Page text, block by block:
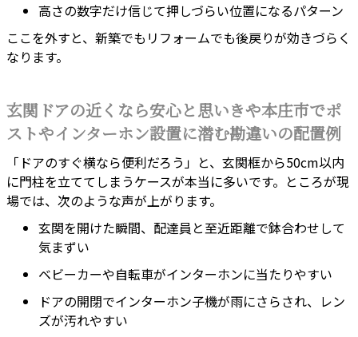
高さの数字だけ信じて押しづらい位置になるパターン
ここを外すと、新築でもリフォームでも後戻りが効きづらく
なります。
玄関ドアの近くなら安心と思いきや本庄市でポ
ストやインターホン設置に潜む勘違いの配置例
「ドアのすぐ横なら便利だろう」と、玄関框から50cm以内
に門柱を立ててしまうケースが本当に多いです。ところが現
場では、次のような声が上がります。
玄関を開けた瞬間、配達員と至近距離で鉢合わせして
気まずい
ベビーカーや自転車がインターホンに当たりやすい
ドアの開閉でインターホン子機が雨にさらされ、レン
ズが汚れやすい